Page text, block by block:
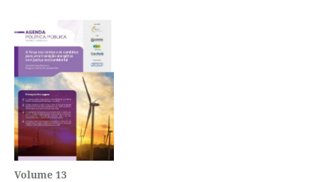
Volume 13